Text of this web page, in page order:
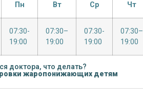
Пн Вт Ср Чт
07:30-
19:00
07:30–
19:00
07:30-
19:00
07:30–
19:00
доктора, что делать?
жаропонижающих детям